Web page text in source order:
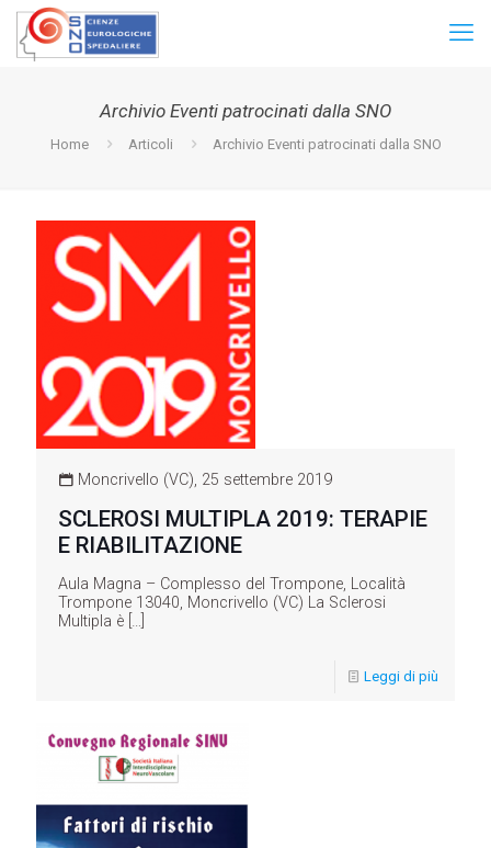
Archivio Eventi patrocinati dalla SNO
Home Articoli Archivio Eventi patrocinati dalla SNO
Moncrivello (VC), 25 settembre 2019
SCLEROSI MULTIPLA 2019: TERAPIE
E RIABILITAZIONE
Aula Magna – Complesso del Trompone, Località
Trompone 13040, Moncrivello (VC) La Sclerosi
Multipla è […]
Leggi di più